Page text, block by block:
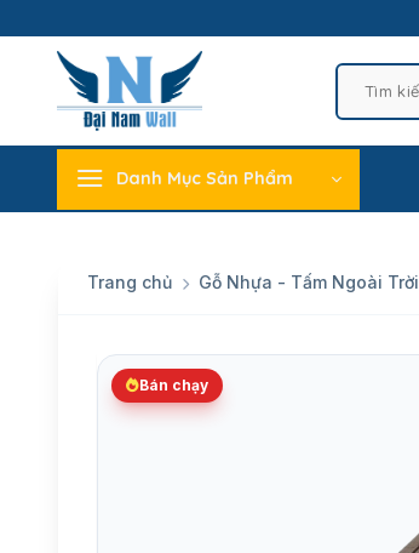
to
content
Danh Mục Sản Phẩm
Trang chủ Gỗ Nhựa - Tấm Ngoài Trời
Bán chạy